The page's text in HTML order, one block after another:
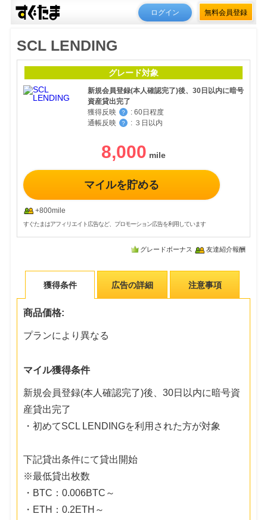
ログイン 無料会員登録
SCL LENDING
グレード対象
新規会員登録(本人確認完了)後、30日以内に暗号
資産貸出完了
獲得反映
？ : 60日程度
通帳反映
？ : ３日以内
8,000
マイルを貯める
+800mile
すぐたまはアフィリエイト広告など、プロモーション広告を利用しています
グレードボーナス 友達紹介報酬
獲得条件 広告の詳細 注意事項
商品価格:
プランにより異なる
マイル獲得条件
新規会員登録(本人確認完了)後、30日以内に暗号資
産貸出完了
・初めてSCL LENDINGを利用された方が対象
下記貸出条件にて貸出開始
※最低貸出枚数
・BTC：0.006BTC～
・ETH：0.2ETH～